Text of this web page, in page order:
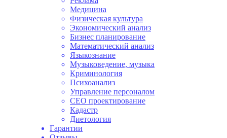
Медицина
Физическая культура
Экономический анализ
Бизнес планирование
Математический анализ
Языкознание
Музыковедение, музыка
Криминология
Психоанализ
Управление персоналом
СЕО проектирование
Кадастр
Диетология
Гарантии